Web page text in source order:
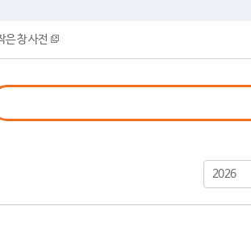
은 창 사전
2026